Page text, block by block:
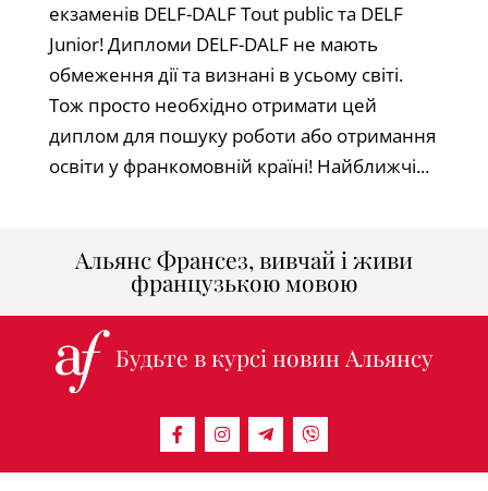
екзаменів DELF-DALF Tout public та DELF
Junior! Дипломи DELF-DALF не мають
обмеження дії та визнані в усьому світі.
Тож просто необхідно отримати цей
диплом для пошуку роботи або отримання
освіти у франкомовній країні! Найближчі...
Альянс Франсез, вивчай і живи
французькою мовою
Будьте в курсі новин Альянсу